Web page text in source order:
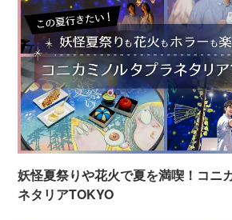
妖怪夏祭りや花火で夏を満喫！コニ
ネタリアTOKYO